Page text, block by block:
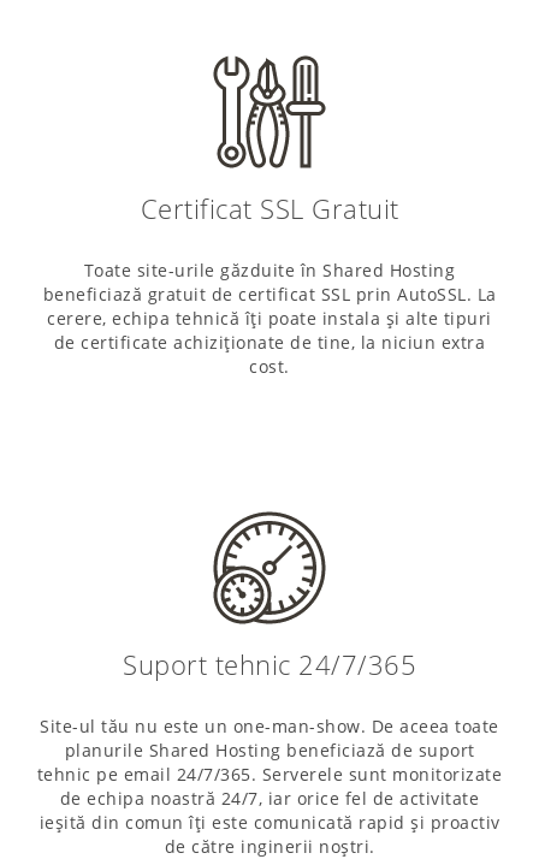
Certificat SSL Gratuit
Toate site-urile găzduite în Shared Hosting
beneficiază gratuit de certificat SSL prin AutoSSL. La
cerere, echipa tehnică îți poate instala și alte tipuri
de certificate achiziționate de tine, la niciun extra
cost.
Suport tehnic 24/7/365
Site-ul tău nu este un one-man-show. De aceea toate
planurile Shared Hosting beneficiază de suport
tehnic pe email 24/7/365. Serverele sunt monitorizate
de echipa noastră 24/7, iar orice fel de activitate
ieșită din comun îți este comunicată rapid și proactiv
de către inginerii noștri.